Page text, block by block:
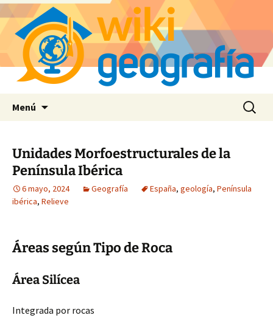
Menú Buscar:
Unidades Morfoestructurales de la
Península Ibérica
6 mayo, 2024 Geografía España, geología, Península
ibérica, Relieve
Áreas según Tipo de Roca
Área Silícea
Integrada por rocas